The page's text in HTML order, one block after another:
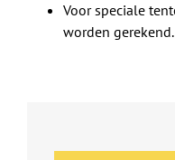
Voor speciale
worden gerekend.